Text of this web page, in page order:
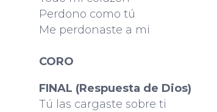
Perdono como tú
Me perdonaste a mi
CORO
FINAL (Respuesta de Dios)
Tú las cargaste sobre ti